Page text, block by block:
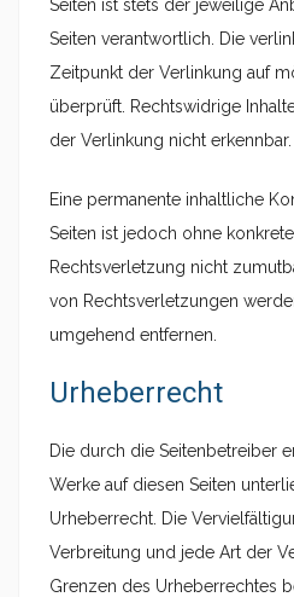
Seiten ist stets der jeweilige
Seiten verantwortlich. Die
Zeitpunkt der Verlinkung auf
überprüft. Rechtswidrige
der Verlinkung nicht erkennbar.
Eine permanente inhaltliche
Seiten ist jedoch ohne
Rechtsverletzung nicht
von Rechtsverletzungen
umgehend entfernen.
Urheberrecht
Die durch die Seitenbetreiber
Werke auf diesen Seiten
Urheberrecht. Die
Verbreitung und jede Art der
Grenzen des Urheberrechtes